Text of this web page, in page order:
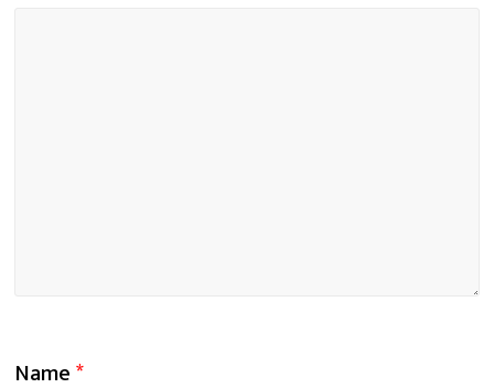
Name*